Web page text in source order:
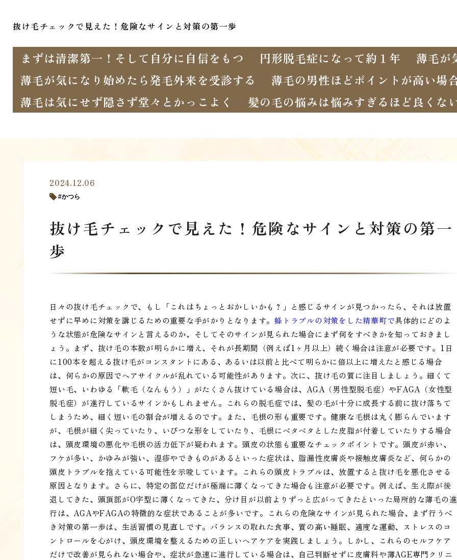
抜け毛チェックで見えた！危険なサインと対策の第一歩
まずは清潔第一！そして自分に自信をもつ 円形脱毛症になって約１年
薄毛が
薄毛が気になり始めたら発毛外来を受診する
薄毛の男性ほどポイントが高い場
薄毛は気にせず隠さず堂々とかっこよく
髪の毛の悩みは悩みすぎるほど良くな
2024.12.06
かつら
抜け毛チェックで見えた！危険なサインと対策の第一
歩
日々の抜け毛チェックで、もし「これはちょっとおかしいかも？」と感じるサインが見つかったら、それは放置
せずに早めに対策を講じるための重要な手がかりとなります。 蜂トラブルの対策をした精華町で具体的にどのよ
うな状態が危険なサインと言えるのか、そしてそのサインが見られた場合にまず何をすべきかを知っておきまし
ょう。まず、抜け毛の本数が明らかに増え、それが長期間（例えば1ヶ月以上）続く場合は注意が必要です。1日
に100本を超える抜け毛がコンスタントにある、あるいは以前と比べて明らかに倍以上に増えたと感じる場合
は、何らかの原因でヘアサイクルが乱れている可能性があります。次に、抜け毛の質に注目しましょう。細くて
短い毛、いわゆる「軟毛（なんもう）」がたくさん抜けている場合は、AGA（男性型脱毛症）やFAGA（女性型
脱毛症）が進行しているサインかもしれません。これらの脱毛症では、髪の毛が十分に成長する前に抜け落ちて
しまうため、細く短い毛の割合が増えるのです。また、毛根の形も重要です。健康な毛根は丸く膨らんでいます
が、毛根が細く尖っていたり、いびつな形をしていたり、毛根にベタベタとした皮脂が付着していたりする場合
は、頭皮環境の悪化や毛根の活力低下が疑われます。頭皮の状態も重要なチェックポイントです。頭皮が赤い、
フケが多い、かゆみが強い、湿疹やできものがあるといった症状は、脂漏性皮膚炎や接触皮膚炎など、何らかの
頭皮トラブルを抱えている可能性を示唆しています。これらの頭皮トラブルは、放置すると抜け毛を悪化させる
原因となります。さらに、特定の部位だけが極端に薄くなってきた場合も注意が必要です。例えば、生え際が後
退してきた、頭頂部がO字型に薄くなってきた、分け目が以前よりずっと広がってきたといった局所的な薄毛の進
行は、AGAやFAGAの特徴的な症状であることが多いです。これらの危険なサインが見られた場合、まず行うべ
き対策の第一歩は、生活習慣の見直しです。バランスの取れた食事、質の高い睡眠、適度な運動、ストレスのコ
ントロールを心がけ、頭皮環境を整えるための正しいヘアケアを実践しましょう。しかし、これらのセルフケア
だけで改善が見られない場合や、症状が急速に進行している場合は、自己判断せずに皮膚科や薄AGE専門クリニ